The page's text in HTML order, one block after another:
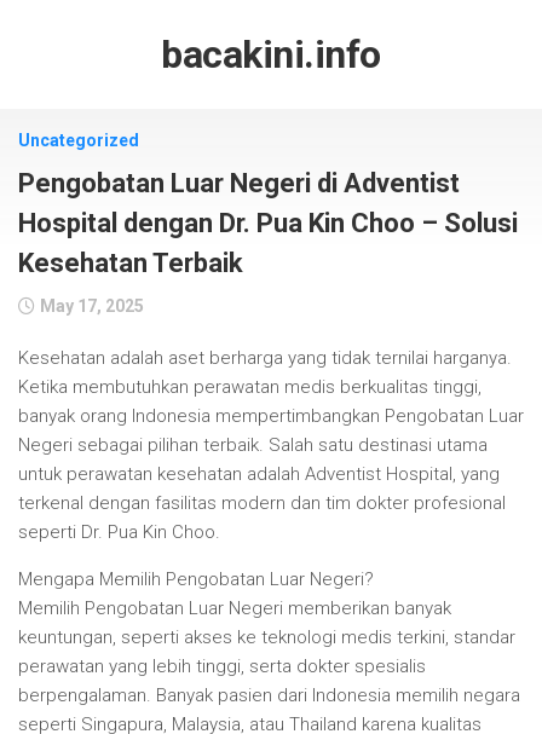
bacakini.info
Uncategorized
Pengobatan Luar Negeri di Adventist
Hospital dengan Dr. Pua Kin Choo – Solusi
Kesehatan Terbaik
May 17, 2025
Kesehatan adalah aset berharga yang tidak ternilai harganya.
Ketika membutuhkan perawatan medis berkualitas tinggi,
banyak orang Indonesia mempertimbangkan Pengobatan Luar
Negeri sebagai pilihan terbaik. Salah satu destinasi utama
untuk perawatan kesehatan adalah Adventist Hospital, yang
terkenal dengan fasilitas modern dan tim dokter profesional
seperti Dr. Pua Kin Choo.
Mengapa Memilih Pengobatan Luar Negeri?
Memilih Pengobatan Luar Negeri memberikan banyak
keuntungan, seperti akses ke teknologi medis terkini, standar
perawatan yang lebih tinggi, serta dokter spesialis
berpengalaman. Banyak pasien dari Indonesia memilih negara
seperti Singapura, Malaysia, atau Thailand karena kualitas